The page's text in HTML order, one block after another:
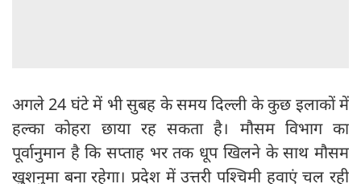
अगले 24 घंटे में भी सुबह के समय दिल्ली के कुछ इलाकों में
हल्का कोहरा छाया रह सकता है। मौसम विभाग का
पूर्वानुमान है कि सप्ताह भर तक धूप खिलने के साथ मौसम
खुशनुमा बना रहेगा। प्रदेश में उत्तरी पश्चिमी हवाएं चल रही